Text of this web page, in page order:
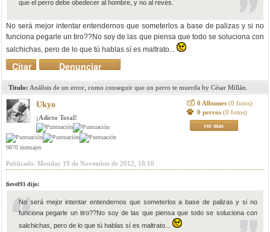
que el perro debe obedecer al hombre, y no al revés.
No será mejor intentar entendernos que someterlos a base de palizas y si no
funciona pegarle un tiro??No soy de las que piensa que todo se soluciona con
salchichas, pero de lo que tú hablas sí es maltrato...
Denunciar
mensaje
Citar
Titulo: Análisis de un error, como conseguir que un perro te muerda by César Millán.
Ukyo
¡Adicto Total!
9870 mensajes
0 Albumes (0 fotos)
0 perros (0 fotos)
ver mas
Publicado: Monday 19 de November de 2012, 18:10
fievel93 dijo:
No será mejor intentar entendernos que someterlos a base de palizas y si no
funciona pegarle un tiro??No soy de las que piensa que todo se soluciona con
salchichas, pero de lo que tú hablas sí es maltrato...